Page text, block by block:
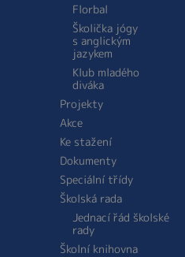
Florbal
Školička jógy
s anglickým
jazykem
Klub mladého
diváka
Projekty
Akce
Ke stažení
Dokumenty
Speciální třídy
Školská rada
Jednací řád školské
rady
Školní knihovna